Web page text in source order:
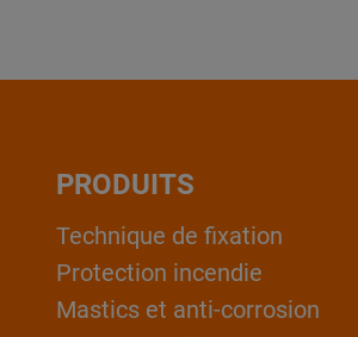
PRODUITS
Technique de fixation
Protection incendie
Mastics et anti-corrosion